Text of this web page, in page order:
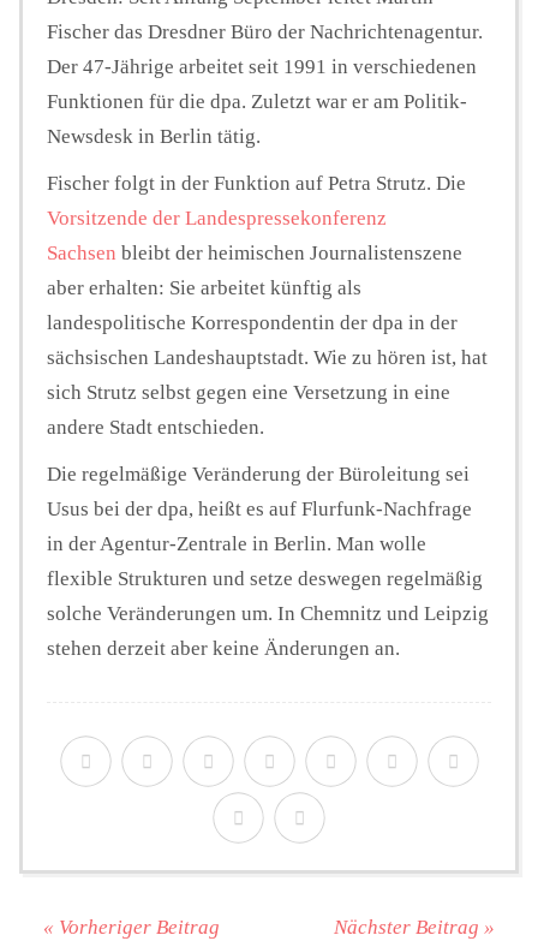
Fischer das Dresdner Büro der Nachrichtenagentur.
Der 47-Jährige arbeitet seit 1991 in verschiedenen
Funktionen für die dpa. Zuletzt war er am Politik-
Newsdesk in Berlin tätig.
Fischer folgt in der Funktion auf Petra Strutz. Die
Vorsitzende der Landespressekonferenz
Sachsen bleibt der heimischen Journalistenszene
aber erhalten: Sie arbeitet künftig als
landespolitische Korrespondentin der dpa in der
sächsischen Landeshauptstadt. Wie zu hören ist, hat
sich Strutz selbst gegen eine Versetzung in eine
andere Stadt entschieden.
Die regelmäßige Veränderung der Büroleitung sei
Usus bei der dpa, heißt es auf Flurfunk-Nachfrage
in der Agentur-Zentrale in Berlin. Man wolle
flexible Strukturen und setze deswegen regelmäßig
solche Veränderungen um. In Chemnitz und Leipzig
stehen derzeit aber keine Änderungen an.
« Vorheriger Beitrag Nächster Beitrag »